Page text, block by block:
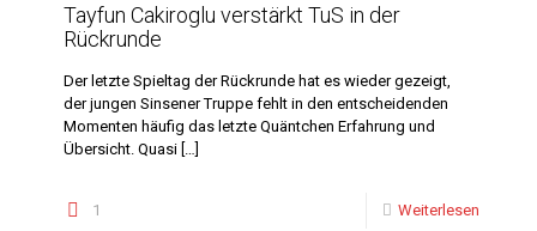
Tayfun Cakiroglu verstärkt TuS in der
Rückrunde
Der letzte Spieltag der Rückrunde hat es wieder gezeigt,
der jungen Sinsener Truppe fehlt in den entscheidenden
Momenten häufig das letzte Quäntchen Erfahrung und
Übersicht. Quasi
1 Weiterlesen